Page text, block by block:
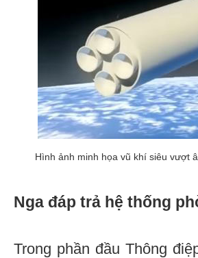
Hình ảnh minh họa vũ khí siêu vượt
Nga đáp trả hệ thống
Trong phần đầu Thông